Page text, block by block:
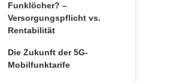
Funklöcher? –
Versorgungspflicht vs.
Rentabilität
Die Zukunft der 5G-
Mobilfunktarife